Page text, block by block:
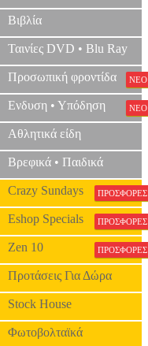
Βιβλία
Ταινίες DVD • Blu Ray
Προσωπική φροντίδα ΝΕΟ
Ενδυση • Υπόδηση ΝΕΟ
Αθλητικά είδη
Βρεφικά • Παιδικά
Crazy Sundays ΠΡΟΣΦΟΡΕΣ
Eshop Specials ΠΡΟΣΦΟΡΕΣ
Zen 10 ΠΡΟΣΦΟΡΕΣ
Προτάσεις Για Δώρα
Stock House
Φωτοβολταϊκά